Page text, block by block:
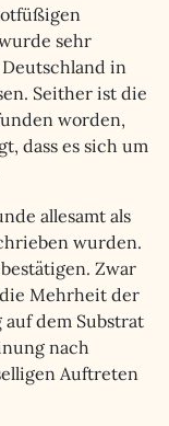
sehr
in
Seither ist die
worden,
dass es sich um
allesamt als
wurden.
Zwar
Mehrheit der
dem Substrat
nach
Auftreten